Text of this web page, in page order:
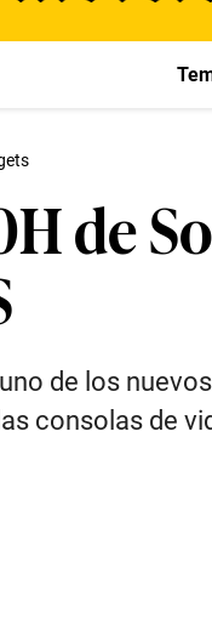
de
de los
consolas de